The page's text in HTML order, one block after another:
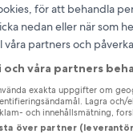
för att behandla
nedan eller när som
våra partners och
och våra partners
exakta uppgifter om
Lagra och/
och innehållsmätning,
över partner